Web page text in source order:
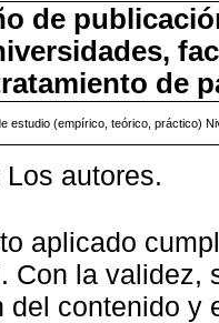
de
de
estudio (empírico, teórico, práctico)
autores.
aplicado
Con la validez,
del contenido y